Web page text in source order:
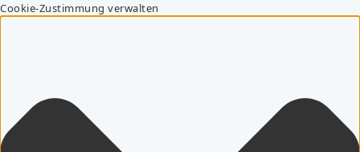
Cookie-Zustimmung verwalten